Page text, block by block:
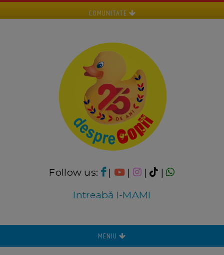
COMUNITATE
Follow us: | | |
|
Intreabă I-MAMI
MENIU